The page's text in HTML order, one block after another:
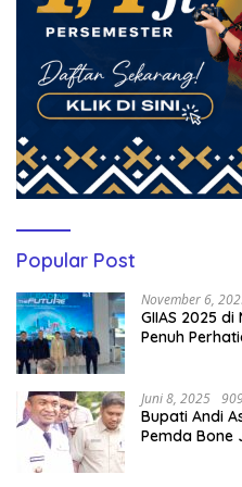
Popular Post
November 6,
GIIAS 2025
Penuh
Juni 8, 2025
Bupati Andi
Pemda Bone